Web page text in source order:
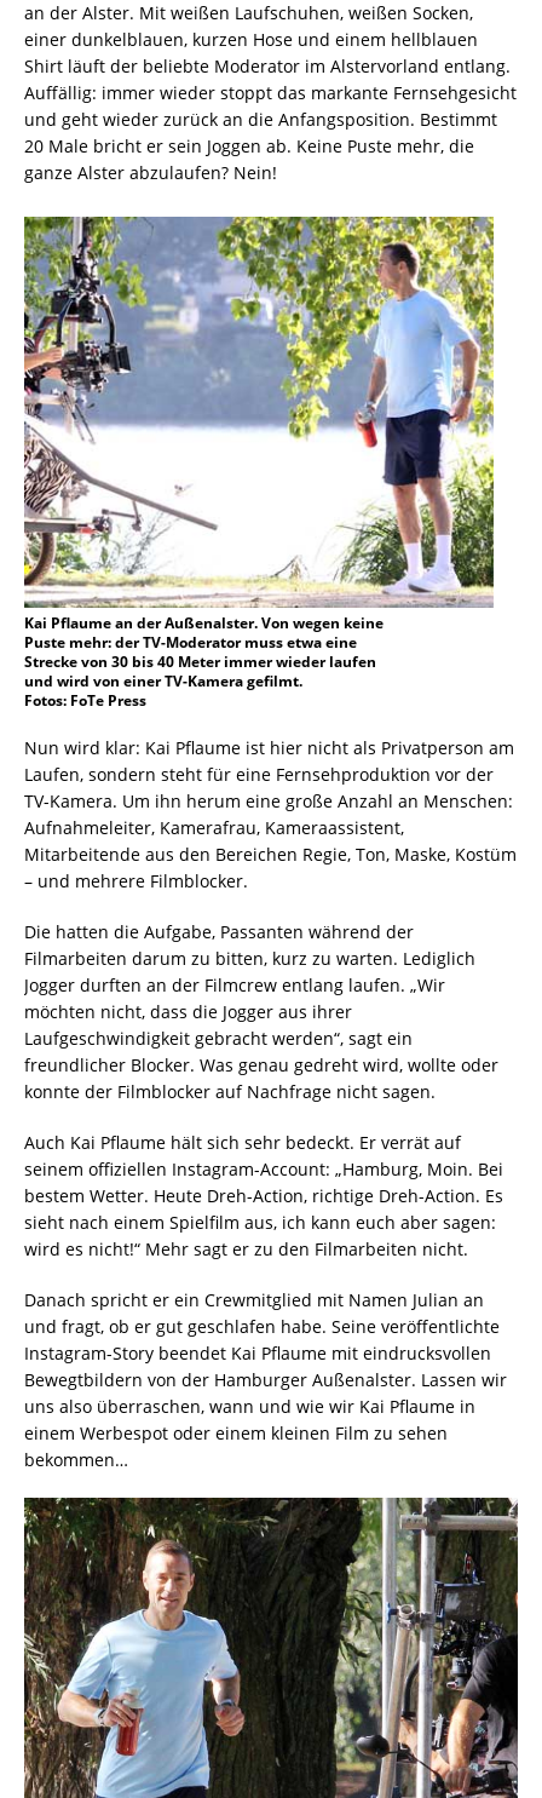
an der Alster. Mit weißen Laufschuhen, weißen Socken,
einer dunkelblauen, kurzen Hose und einem hellblauen
Shirt läuft der beliebte Moderator im Alstervorland entlang.
Auffällig: immer wieder stoppt das markante Fernsehgesicht
und geht wieder zurück an die Anfangsposition. Bestimmt
20 Male bricht er sein Joggen ab. Keine Puste mehr, die
ganze Alster abzulaufen? Nein!
Kai Pflaume an der Außenalster. Von wegen keine
Puste mehr: der TV-Moderator muss etwa eine
Strecke von 30 bis 40 Meter immer wieder laufen
und wird von einer TV-Kamera gefilmt.
Fotos: FoTe Press
Nun wird klar: Kai Pflaume ist hier nicht als Privatperson am
Laufen, sondern steht für eine Fernsehproduktion vor der
TV-Kamera. Um ihn herum eine große Anzahl an Menschen:
Aufnahmeleiter, Kamerafrau, Kameraassistent,
Mitarbeitende aus den Bereichen Regie, Ton, Maske, Kostüm
– und mehrere Filmblocker.
Die hatten die Aufgabe, Passanten während der
Filmarbeiten darum zu bitten, kurz zu warten. Lediglich
Jogger durften an der Filmcrew entlang laufen. „Wir
möchten nicht, dass die Jogger aus ihrer
Laufgeschwindigkeit gebracht werden“, sagt ein
freundlicher Blocker. Was genau gedreht wird, wollte oder
konnte der Filmblocker auf Nachfrage nicht sagen.
Auch Kai Pflaume hält sich sehr bedeckt. Er verrät auf
seinem offiziellen Instagram-Account: „Hamburg, Moin. Bei
bestem Wetter. Heute Dreh-Action, richtige Dreh-Action. Es
sieht nach einem Spielfilm aus, ich kann euch aber sagen:
wird es nicht!“ Mehr sagt er zu den Filmarbeiten nicht.
Danach spricht er ein Crewmitglied mit Namen Julian an
und fragt, ob er gut geschlafen habe. Seine veröffentlichte
Instagram-Story beendet Kai Pflaume mit eindrucksvollen
Bewegtbildern von der Hamburger Außenalster. Lassen wir
uns also überraschen, wann und wie wir Kai Pflaume in
einem Werbespot oder einem kleinen Film zu sehen
bekommen…